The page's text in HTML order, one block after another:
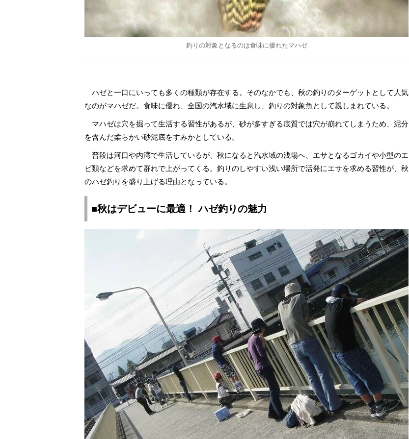
釣りの対象となるのは食味に優れたマハゼ
ハゼと一口にいっても多くの種類が存在する。そのなかでも、秋の釣りのターゲットとして人気
なのがマハゼだ。食味に優れ、全国の汽水域に生息し、釣りの対象魚として親しまれている。
マハゼは穴を掘って生活する習性があるが、砂が多すぎる底質では穴が崩れてしまうため、泥分
を含んだ柔らかい砂泥底をすみかとしている。
普段は河口や内湾で生活しているが、秋になると汽水域の浅場へ、エサとなるゴカイや小型のエ
ビ類などを求めて群れで上がってくる。釣りのしやすい浅い場所で活発にエサを求める習性が、秋
のハゼ釣りを盛り上げる理由となっている。
■秋はデビューに最適！ ハゼ釣りの魅力
古くて新しい「ブッシュク
ラフト」の世界
キジ博士のナチュラリスト
入門
季節の外ごはん